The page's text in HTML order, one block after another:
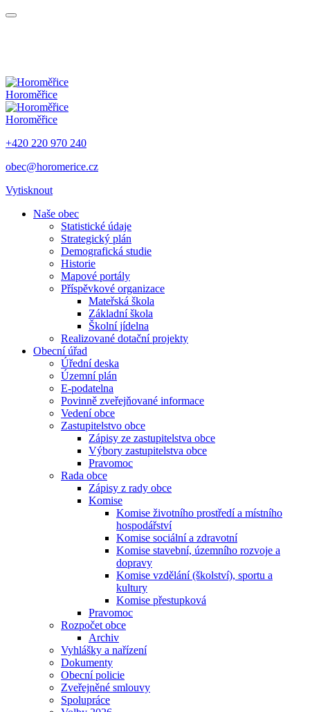
Horoměřice
Horoměřice
+420 220 970 240
obec@horomerice.cz
Vytisknout
Naše obec
Statistické údaje
Strategický plán
Demografická studie
Historie
Mapové portály
Příspěvkové organizace
Mateřská škola
Základní škola
Školní jídelna
Realizované dotační projekty
Obecní úřad
Úřední deska
Územní plán
E-podatelna
Povinně zveřejňované informace
Vedení obce
Zastupitelstvo obce
Zápisy ze zastupitelstva obce
Výbory zastupitelstva obce
Pravomoc
Rada obce
Zápisy z rady obce
Komise
Komise životního prostředí a místního
hospodářství
Komise sociální a zdravotní
Komise stavební, územního rozvoje a
dopravy
Komise vzdělání (školství), sportu a
kultury
Komise přestupková
Pravomoc
Rozpočet obce
Archiv
Vyhlášky a nařízení
Dokumenty
Obecní policie
Zveřejněné smlouvy
Spolupráce